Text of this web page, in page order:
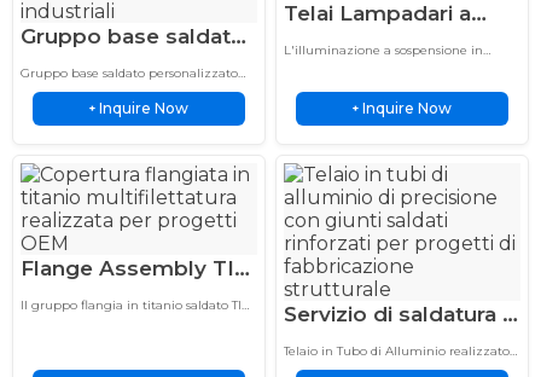
Gruppo base saldato,
servizio di saldatura
affidabile da 10 anni
per fabbricazione
Gruppo base saldato personalizzato
realizzato con saldatura di precisione e
fabbricazione metallica OEM.
Progettato per elevata resistenza,
+ Inquire Now
Telai Lampadari a
Gabbia – Attrezzature
OEM Personalizzate
L'illuminazione a sospensione in
sorgente luminosa, creando un
sorprendente contrasto visivo e...
+ Inquire Now
Flange Assembly TIG
Welded Titanium
Il gruppo flangia in titanio saldato TIG
Servizio di saldatura a
6 stadi per telai in
tubo di alluminio,
Telaio in Tubo di Alluminio realizzato
con saldatura TIG professionale per